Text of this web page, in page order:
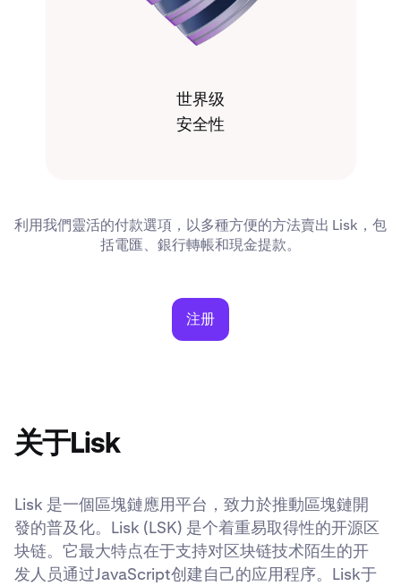
世界级
安全性
利用我們靈活的付款選項，以多種方便的方法賣出 Lisk，包
括電匯、銀行轉帳和現金提款。
注册
关于Lisk
Lisk 是一個區塊鏈應用平台，致力於推動區塊鏈開
發的普及化。Lisk (LSK) 是个着重易取得性的开源区
块链。它最大特点在于支持对区块链技术陌生的开
发人员通过JavaScript创建自己的应用程序。Lisk于